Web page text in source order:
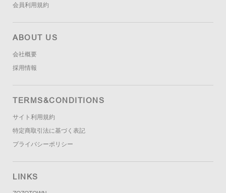
会員利用規約
ABOUT US
会社概要
採用情報
TERMS&CONDITIONS
サイト利用規約
特定商取引法に基づく表記
プライバシーポリシー
LINKS